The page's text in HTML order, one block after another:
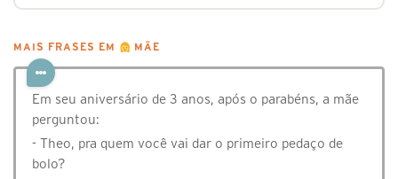
MAIS FRASES EM MÃE
Em seu aniversário de 3 anos, após o parabéns, a mãe
perguntou:
- Theo, pra quem você vai dar o primeiro pedaço de
bolo?